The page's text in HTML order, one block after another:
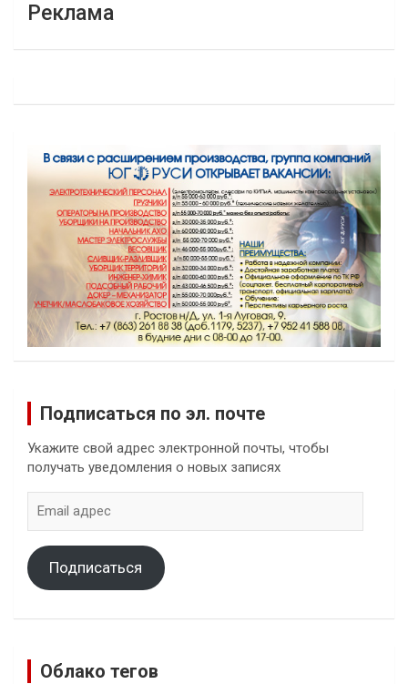
Реклама
Подписаться по эл. почте
Укажите свой адрес электронной почты, чтобы
получать уведомления о новых записях
адрес
Подписаться
Облако тегов